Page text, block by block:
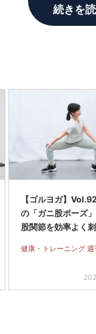
続きを
【ゴルヨガ】
の「ガニ股ポーズ
股関節を効率よく刺
健康・トレーニング 週